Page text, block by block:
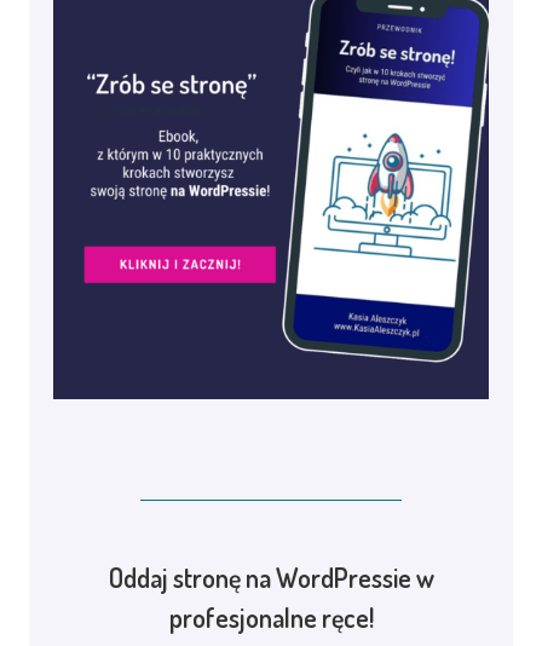
Oddaj stronę na WordPressie w
profesjonalne ręce!